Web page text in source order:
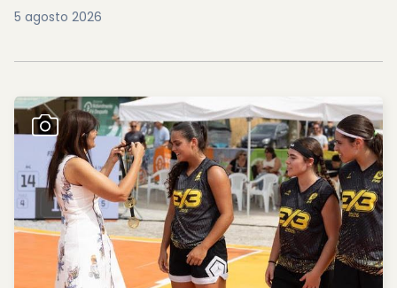
5 agosto 2026